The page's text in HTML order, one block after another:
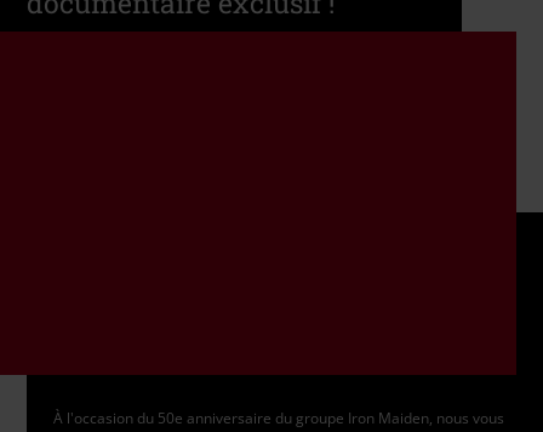
À l'occasion du 50e anniversaire du groupe Iron Maiden, nous vous